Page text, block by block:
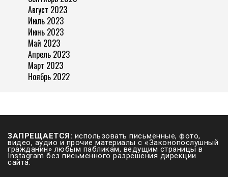
Август 2023
Июль 2023
Июнь 2023
Май 2023
Апрель 2023
Март 2023
Ноябрь 2022
ЗАПРЕЩАЕТСЯ: использовать письменные, фото,
видео, аудио и прочие материалы с «Законопослушный
гражданин» любым пабликам, ведущим страницы в
Instagram без письменного разрешения дирекции
сайта.